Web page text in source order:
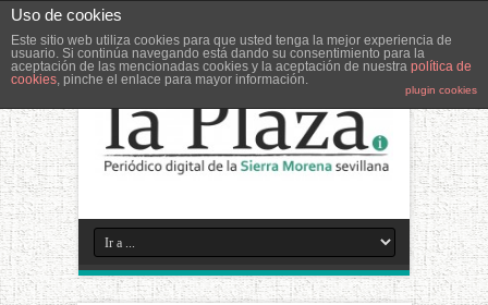
Uso de cookies
Este sitio web utiliza cookies para que usted tenga la mejor experiencia de
usuario. Si continúa navegando está dando su consentimiento para la
aceptación de las mencionadas cookies y la aceptación de nuestra política de
cookies, pinche el enlace para mayor información.
plugin cookies